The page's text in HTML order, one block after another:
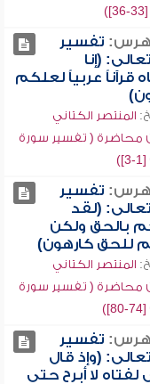
تفسير
(إنا
قرآناً عربياً لعلكم
المنتصر الكتاني
محاضرة ( تفسير سورة
تفسير
(لقد
بالحق ولكن
للحق كارهون)
المنتصر الكتاني
محاضرة ( تفسير سورة
تفسير
(وإذ قال
لا أبرح حتى